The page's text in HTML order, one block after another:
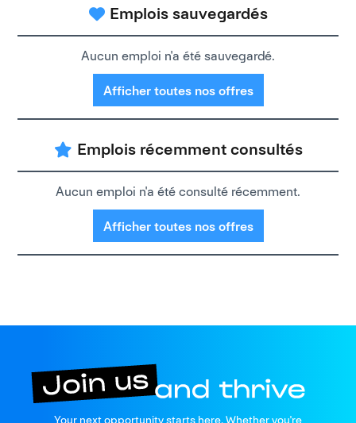
Emplois sauvegardés
Aucun emploi n'a été sauvegardé.
Afficher toutes nos offres
Emplois récemment consultés
Aucun emploi n'a été consulté récemment.
Afficher toutes nos offres